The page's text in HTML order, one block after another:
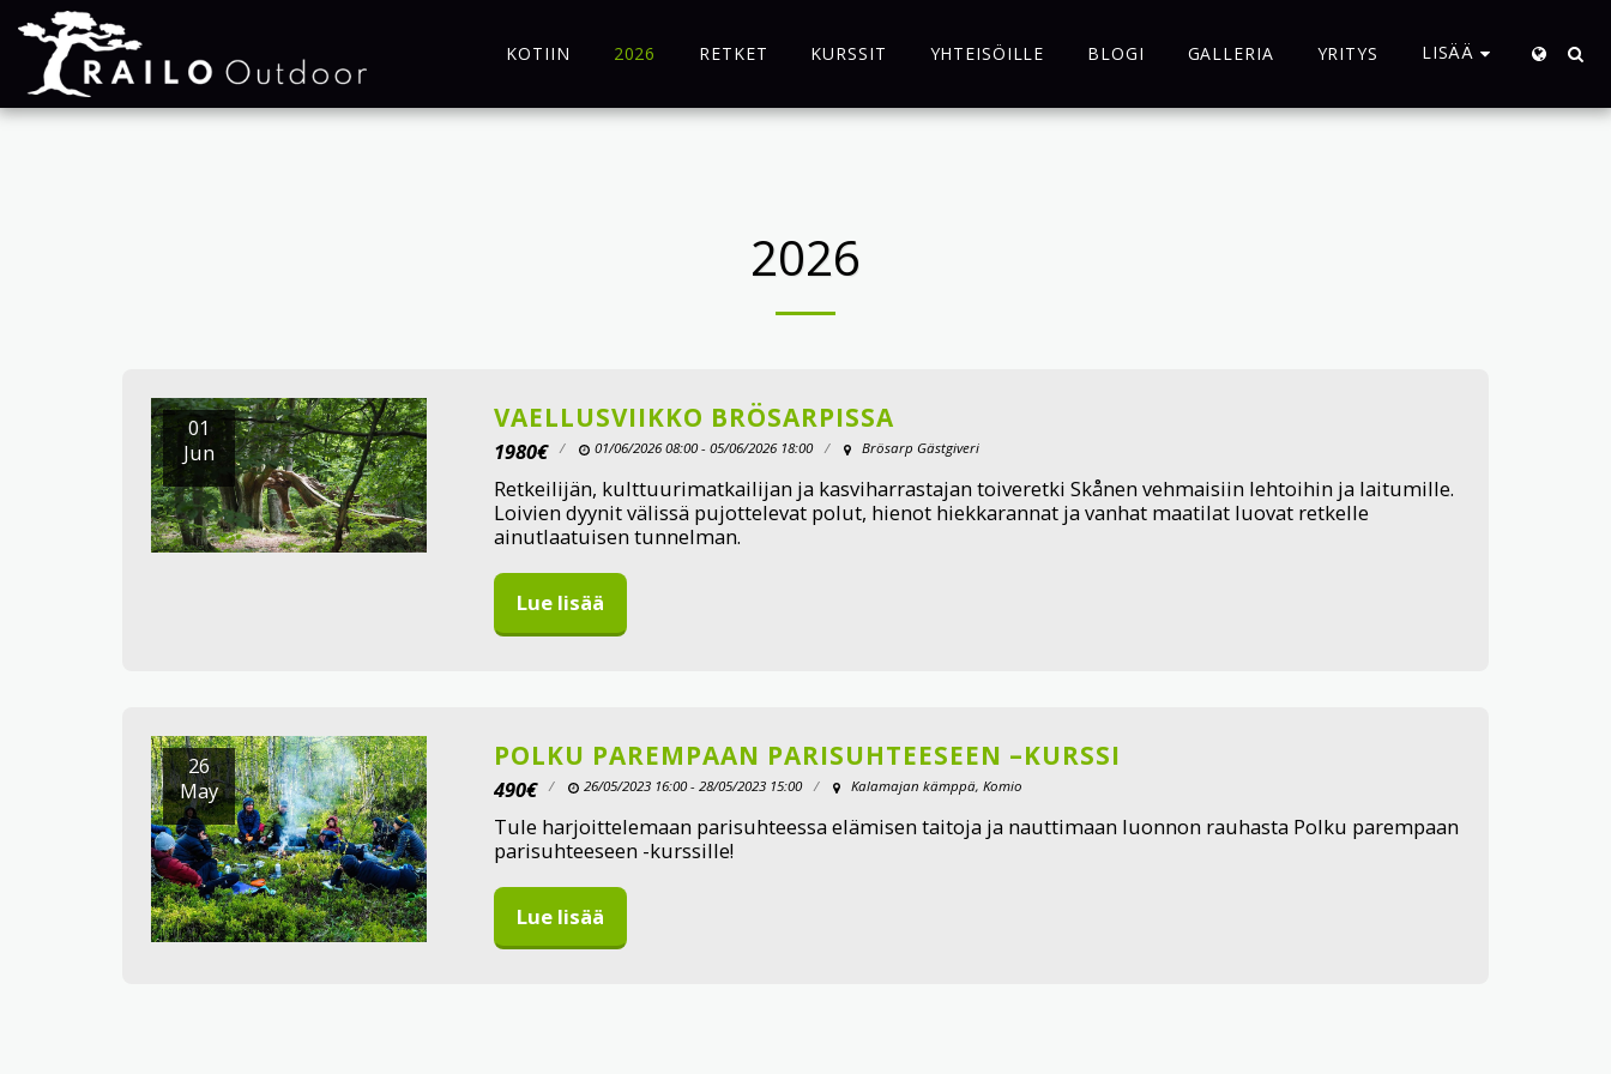
KOTIIN 2026 RETKET KURSSIT YHTEISÖILLE BLOGI GALLERIA YRITYS LISÄÄ
2026
01
Jun
VAELLUSVIIKKO BRÖSARPISSA
1980€ 01/06/2026 08:00 - 05/06/2026 18:00 Brösarp Gästgiveri
Retkeilijän, kulttuurimatkailijan ja kasviharrastajan toiveretki Skånen vehmaisiin lehtoihin ja laitumille.
Loivien dyynit välissä pujottelevat polut, hienot hiekkarannat ja vanhat maatilat luovat retkelle
ainutlaatuisen tunnelman.
Lue lisää
26
May
POLKU PAREMPAAN PARISUHTEESEEN –KURSSI
490€ 26/05/2023 16:00 - 28/05/2023 15:00 Kalamajan kämppä, Komio
Tule harjoittelemaan parisuhteessa elämisen taitoja ja nauttimaan luonnon rauhasta Polku parempaan
parisuhteeseen -kurssille!
Lue lisää